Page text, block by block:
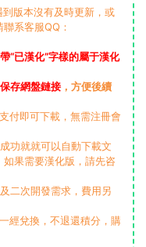
版本沒有及時更新，或
系客服QQ：
“已漢化”字樣的屬于漢化
存網盤鏈接 ，方便後續
付即可下載，無需注冊會
功就就可以自動下載文
果需要漢化版，請先咨
二次開發需求，費用另
經兌換，不退還積分，購